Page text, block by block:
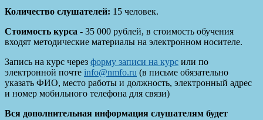
Количество слушателей: 15 человек.
Стоимость курса - 35 000 рублей, в стоимость обучения
входят методические материалы на электронном носителе.
Запись на курс через форму записи на курс или по
электронной почте info@nmfo.ru (в письме обязательно
указать ФИО, место работы и должность, электронный адрес
и номер мобильного телефона для связи)
Вся дополнительная информация слушателям будет